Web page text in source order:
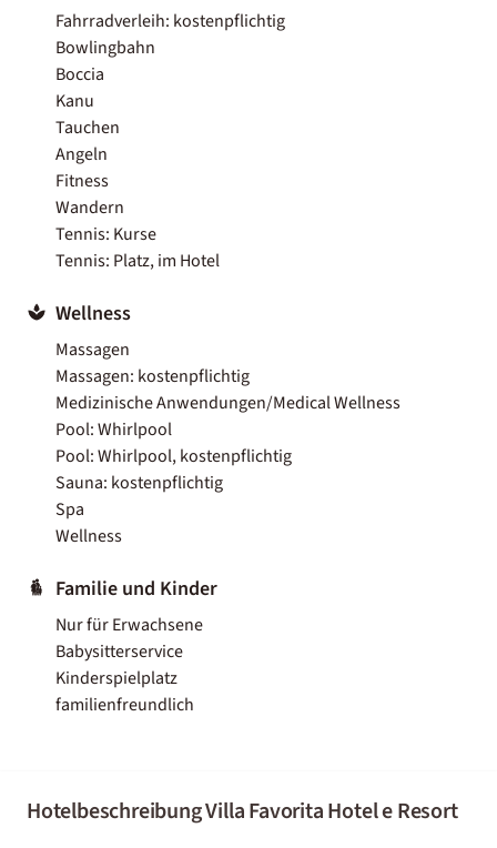
Fahrradverleih: kostenpflichtig
Bowlingbahn
Boccia
Kanu
Tauchen
Angeln
Fitness
Wandern
Tennis: Kurse
Tennis: Platz, im Hotel
Wellness
Massagen
Massagen: kostenpflichtig
Medizinische Anwendungen/Medical Wellness
Pool: Whirlpool
Pool: Whirlpool, kostenpflichtig
Sauna: kostenpflichtig
Spa
Wellness
Familie und Kinder
Nur für Erwachsene
Babysitterservice
Kinderspielplatz
familienfreundlich
Hotelbeschreibung Villa Favorita Hotel e Resort